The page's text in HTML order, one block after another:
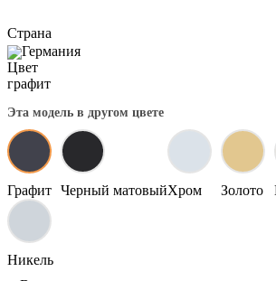
Страна
Германия
Цвет
графит
Эта модель в другом цвете
Графит Черный матовыйХром Золото
Никель